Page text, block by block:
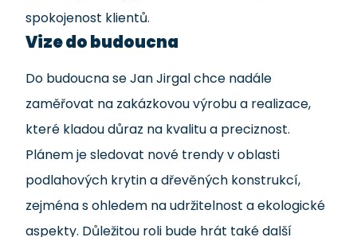
spokojenost klientů.
Vize do budoucna
Do budoucna se Jan Jirgal chce nadále
zaměřovat na zakázkovou výrobu a realizace,
které kladou důraz na kvalitu a preciznost.
Plánem je sledovat nové trendy v oblasti
podlahových krytin a dřevěných konstrukcí,
zejména s ohledem na udržitelnost a ekologické
aspekty. Důležitou roli bude hrát také další